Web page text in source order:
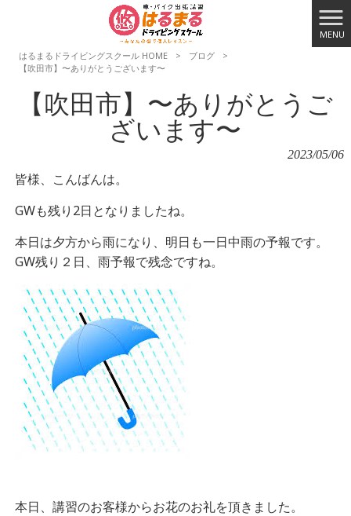
MENU
はるまるドライビングスクール HOME
> ブログ
>
【吹田市】〜ありがとうございます〜
【吹田市】〜ありがとうご
ざいます〜
2023/05/06
皆様、こんばんは。
GWも残り2日となりましたね。
本日は夕方から雨になり、明日も一日中雨の予報です。
GW残り２日、雨予報で残念ですね。
本日、講習のお客様からお花のお礼を頂きました。